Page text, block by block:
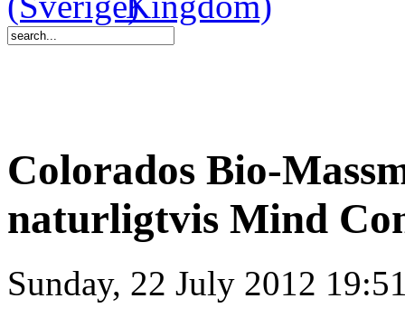
Colorados Bio-
naturligtvis Mind
Sunday, 22 July 2012